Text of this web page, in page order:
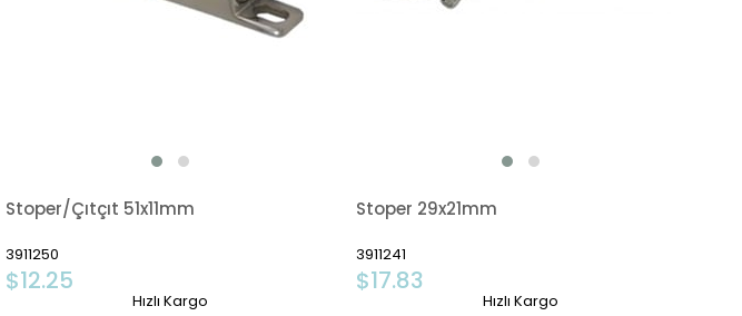
Stoper/Çıtçıt 51x11mm
3911250
$12.25
Hızlı Kargo
Stoper 29x21mm
3911241
$17.83
Hızlı Kargo